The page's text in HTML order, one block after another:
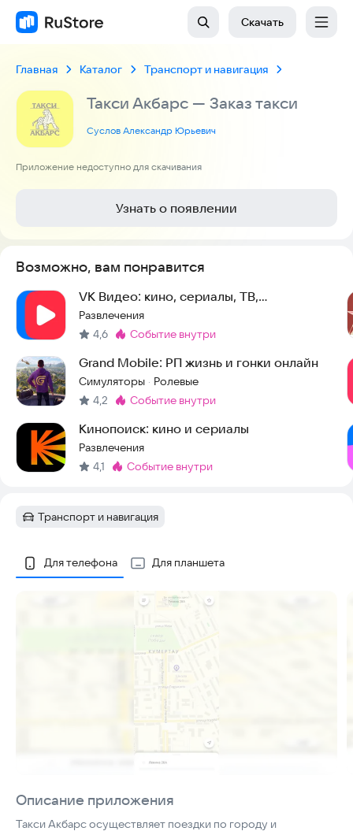
Скачать
Главная Каталог Транспорт и навигация
Такси Акбарс — Заказ такси
Суслов Александр Юрьевич
Приложение недоступно для скачивания
Узнать о появлении
Возможно, вам понравится
VK Видео: кино, сериалы, ТВ,
мультфильмы и клипы
Развлечения
4,6 Метка:
событие внутри
Grand Mobile: РП жизнь и гонки онлайн
Симуляторы · Ролевые
4,2
Метка:
событие внутри
Кинопоиск: кино и сериалы
Развлечения
4,1
Метка:
событие внутри
Категория:
Транспорт и навигация
Скриншоты
Для телефона Для планшета
Описание приложения
Такси Акбарс осуществляет поездки по городу и